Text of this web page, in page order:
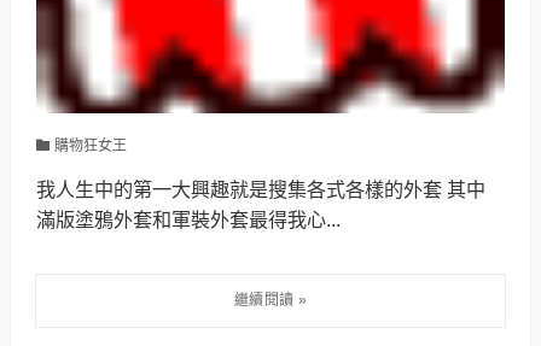
購物狂女王
我人生中的第一大興趣就是搜集各式各樣的外套 其中
滿版塗鴉外套和軍裝外套最得我心...